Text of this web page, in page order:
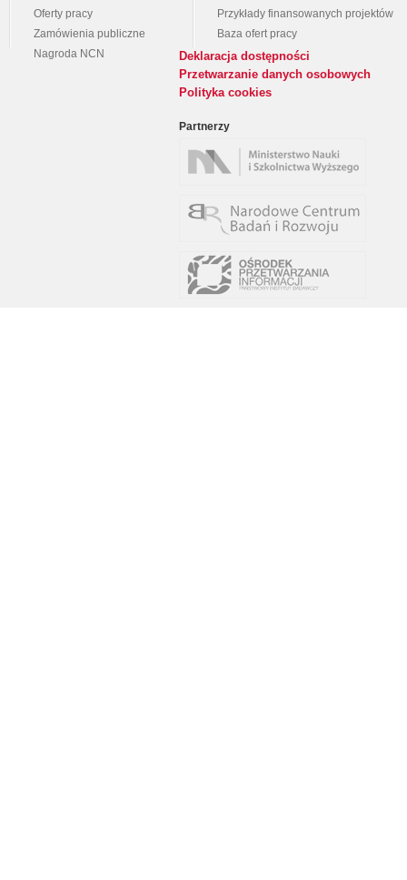
Oferty pracy
Zamówienia publiczne
Nagroda NCN
Przykłady finansowanych projektów
Baza ofert pracy
Deklaracja dostępności
Przetwarzanie danych osobowych
Polityka cookies
Partnerzy